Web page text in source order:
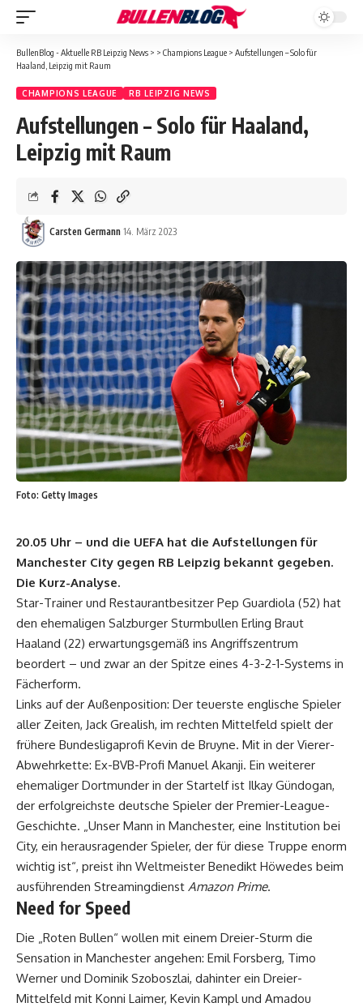
BullenBlog - Aktuelle RB Leipzig News > > Champions League > Aufstellungen – Solo für
Haaland, Leipzig mit Raum
CHAMPIONS LEAGUE RB LEIPZIG NEWS
Aufstellungen – Solo für Haaland,
Leipzig mit Raum
Carsten Germann 14. März 2023
Foto: Getty Images
20.05 Uhr – und die UEFA hat die Aufstellungen für
Manchester City gegen RB Leipzig bekannt gegeben.
Die Kurz-Analyse.
Star-Trainer und Restaurantbesitzer Pep Guardiola (52) hat
den ehemaligen Salzburger Sturmbullen Erling Braut
Haaland (22) erwartungsgemäß ins Angriffszentrum
beordert – und zwar an der Spitze eines 4-3-2-1-Systems in
Fächerform.
Links auf der Außenposition: Der teuerste englische Spieler
aller Zeiten, Jack Grealish, im rechten Mittelfeld spielt der
frühere Bundesligaprofi Kevin de Bruyne. Mit in der Vierer-
Abwehrkette: Ex-BVB-Profi Manuel Akanji. Ein weiterer
ehemaliger Dortmunder in der Startelf ist Ilkay Gündogan,
der erfolgreichste deutsche Spieler der Premier-League-
Geschichte. „Unser Mann in Manchester, eine Institution bei
City, ein herausragender Spieler, der für diese Truppe enorm
wichtig ist“, preist ihn Weltmeister Benedikt Höwedes beim
ausführenden Streamingdienst Amazon Prime.
Need for Speed
Die „Roten Bullen“ wollen mit einem Dreier-Sturm die
Sensation in Manchester angehen: Emil Forsberg, Timo
Werner und Dominik Szoboszlai, dahinter ein Dreier-
Mittelfeld mit Konni Laimer, Kevin Kampl und Amadou